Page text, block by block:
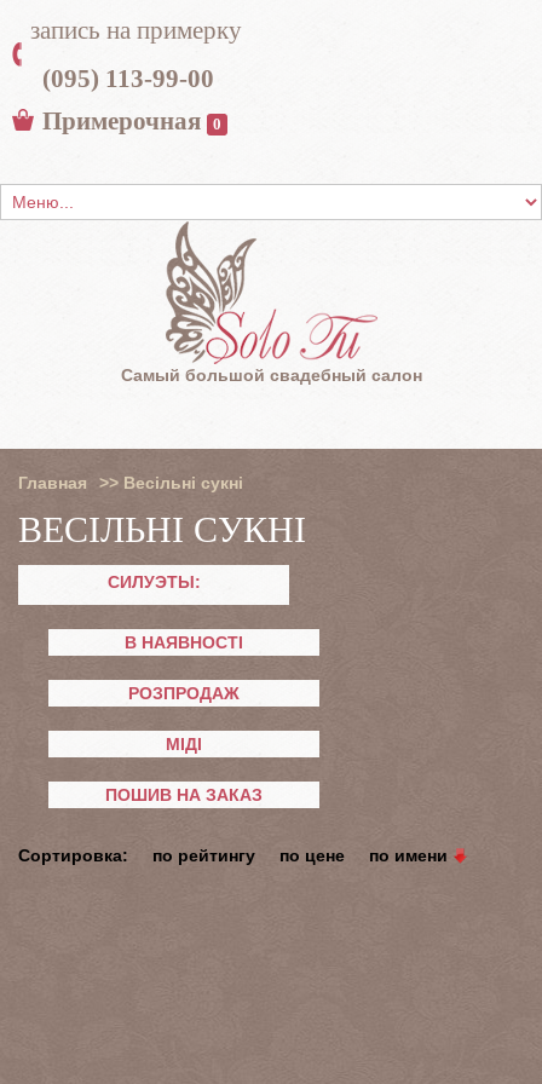
запись на примерку
(095) 113-99-00
Примерочная
0
Самый большой свадебный салон
Главная >> Весільні сукні
ВЕСІЛЬНІ СУКНІ
СИЛУЭТЫ:
В НАЯВНОСТІ
РОЗПРОДАЖ
МІДІ
ПОШИВ НА ЗАКАЗ
Сортировка: по рейтингу по цене по имени